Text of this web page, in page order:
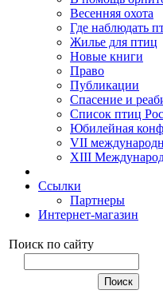
Весенняя охота
Где наблюдать
Жилье для птиц
Новые книги
Право
Публикации
Спасение и
Список птиц
Юбилейная
VII
XIII
Ссылки
Партнеры
Интернет-магазин
Поиск по сайту